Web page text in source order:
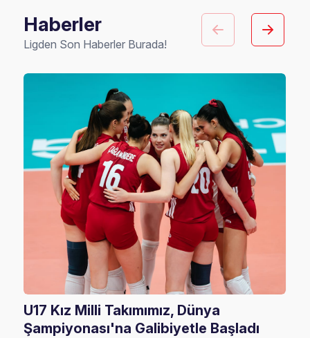
Haberler
Ligden Son Haberler Burada!
U17 Kız Milli Takımımız, Dünya
Şampiyonası'na Galibiyetle Başladı